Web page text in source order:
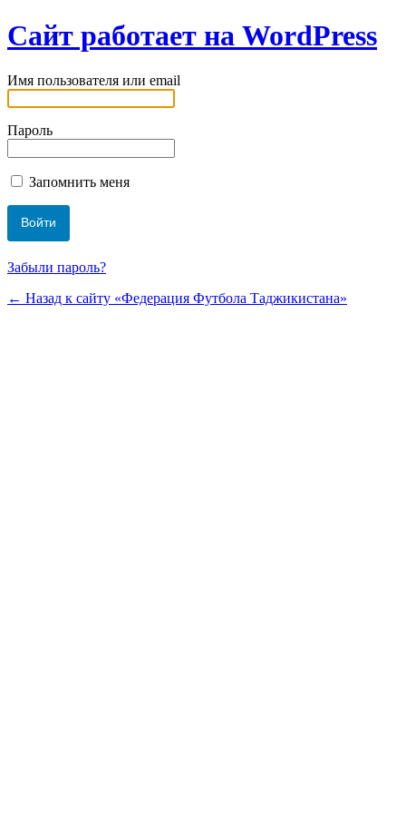
Сайт работает на WordPress
Имя пользователя или email
Пароль
Запомнить меня
Забыли пароль?
← Назад к сайту «Федерация Футбола Таджикистана»